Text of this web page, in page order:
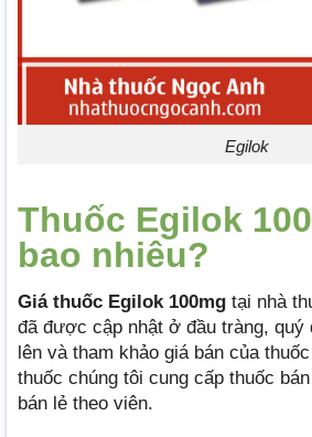
Egilok
Thuốc Egilok
bao nhiêu?
Giá thuốc Egilok 100mg tại nhà
đã được cập nhật ở đầu tràng, quý
lên và tham khảo giá bán của
thuốc chúng tôi cung cấp thuốc
bán lẻ theo viên.